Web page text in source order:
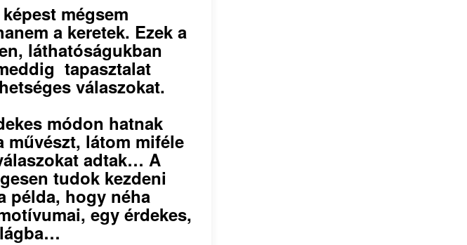
mégsem
a keretek. Ezek a
láthatóságukban
tapasztalat
válaszokat.
módon hatnak
művészt, látom miféle
adtak… A
tudok kezdeni
példa, hogy néha
egy érdekes,